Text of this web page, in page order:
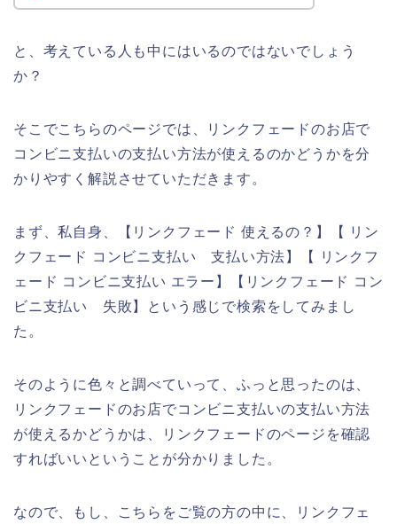
と、考えている人も中にはいるのではないでしょう
か？
そこでこちらのページでは、リンクフェードのお店で
コンビニ支払いの支払い方法が使えるのかどうかを分
かりやすく解説させていただきます。
まず、私自身、【リンクフェード 使えるの？】【 リン
クフェード コンビニ支払い 支払い方法】【 リンクフ
ェード コンビニ支払い エラー】【リンクフェード コン
ビニ支払い 失敗】という感じで検索をしてみまし
た。
そのように色々と調べていって、ふっと思ったのは、
リンクフェードのお店でコンビニ支払いの支払い方法
が使えるかどうかは、リンクフェードのページを確認
すればいいということが分かりました。
なので、もし、こちらをご覧の方の中に、リンクフェ